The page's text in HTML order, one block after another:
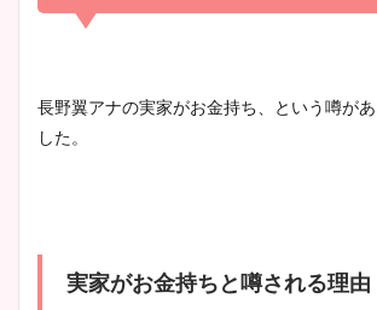
清水麻椰
大家彩香ア
プ画像まと
長野翼アナの実家がお金持ち、という噂が
した。
実家がお金持ちと噂される理由